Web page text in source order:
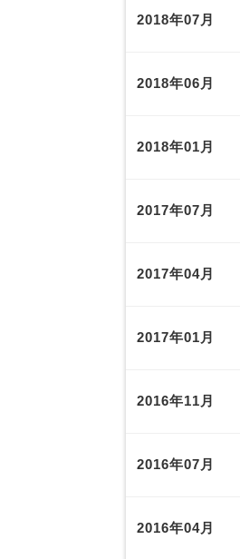
2018年07月
2018年06月
2018年01月
2017年07月
2017年04月
2017年01月
2016年11月
2016年07月
2016年04月